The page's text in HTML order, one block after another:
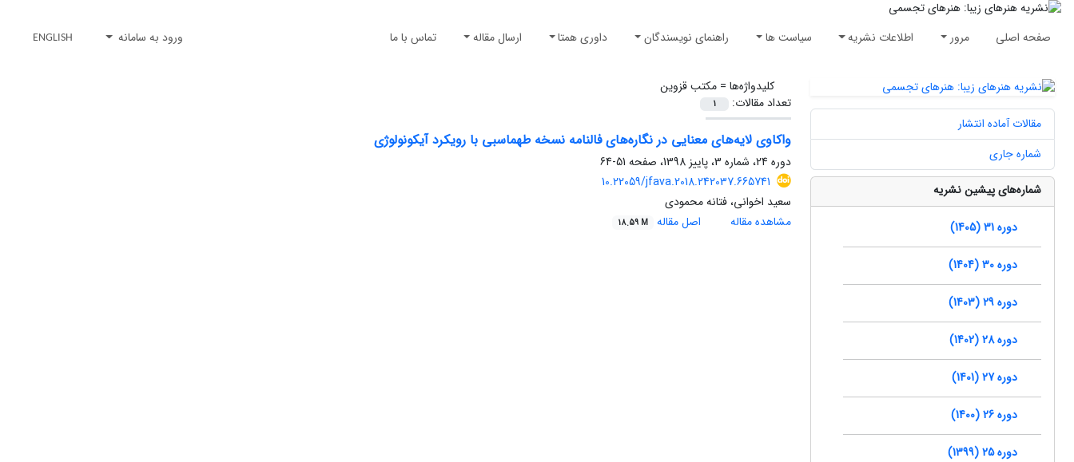
صفحه اصلی مرور اطلاعات نشریه سیاست ها راهنمای نویسندگان داوری همتا ارسال مقاله تماس با ما ورود به سامانه ENGLISH
کلیدواژه‌ها =مکتب قزوین
تعداد مقالات:
1
واکاوی لایه‌های معنایی در نگاره‌های فالنامه نسخه طهماسبی با رویکرد آیکونولوژی
دوره 24، شماره 3، پاییز 1398، صفحه
51-64
10.22059/jfava.2018.242037.665741
سعید اخوانی، فتانه محمودی
مشاهده مقاله
اصل مقاله 18.59 M
مقالات آماده انتشار
شماره جاری
شماره‌های پیشین نشریه
دوره 31 (1405)
دوره 30 (1404)
دوره 29 (1403)
دوره 28 (1402)
دوره 27 (1401)
دوره 26 (1400)
دوره 25 (1399)